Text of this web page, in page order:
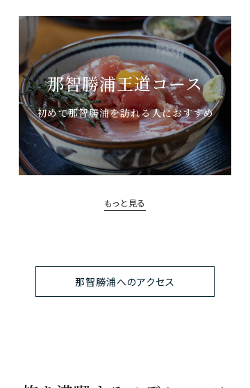
那智勝浦王道コース
初めて那智勝浦を訪れる人におすすめ
もっと見る
那智勝浦へのアクセス